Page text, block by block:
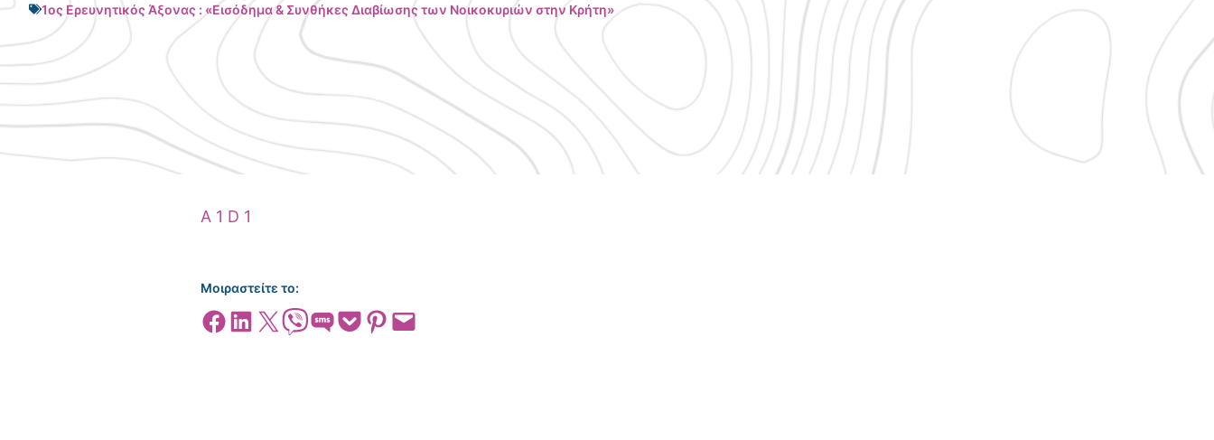
1ος Ερευνητικός Άξονας : «Εισόδημα & Συνθήκες Διαβίωσης των Νοικοκυριών στην Κρήτη»
A 1 D 1
Μοιραστείτε το:
Share on Facebook
Share on LinkedIn
Share on X Share on ViberShare on SMSShare on Pocket
Share on Pinterest
Email this Page